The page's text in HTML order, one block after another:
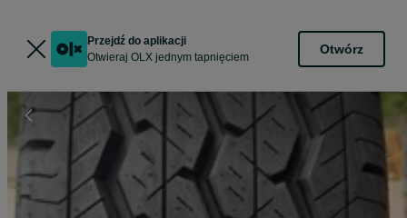
Przejdź do aplikacji
Otwieraj OLX jednym tapnięciem
Otwórz